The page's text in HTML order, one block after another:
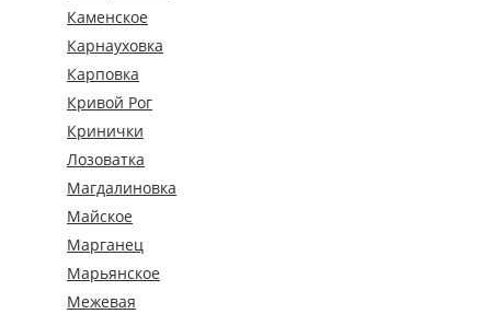
Каменское
Карнауховка
Карповка
Кривой Рог
Кринички
Лозоватка
Магдалиновка
Майское
Марганец
Марьянское
Межевая